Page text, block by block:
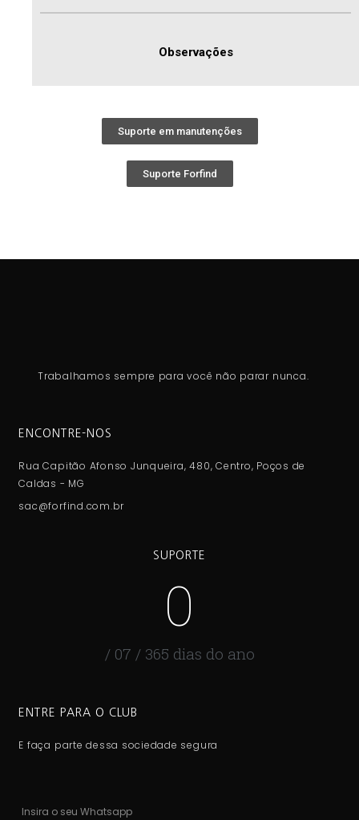
Observações
Suporte em manutenções
Suporte Forfind
Trabalhamos sempre para você não parar nunca.
ENCONTRE-NOS
Rua Capitão Afonso Junqueira, 480, Centro, Poços de
Caldas - MG
sac@forfind.com.br
SUPORTE
0
/ 07 / 365 dias do ano
ENTRE PARA O CLUB
E faça parte dessa sociedade segura